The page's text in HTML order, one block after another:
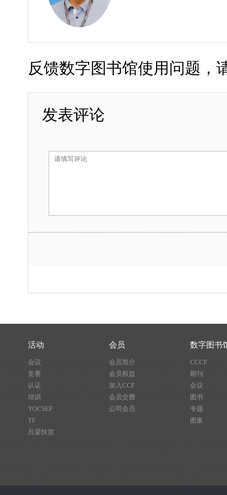
反馈数字图书馆使用问题，
发表评论
活动
会议
竞赛
认证
培训
YOCSEF
TF
吕梁扶贫
会员
会员简介
会员权益
加入CCF
会员交费
公司会员
数字图书
CCCF
期刊
会议
图书
专题
图集